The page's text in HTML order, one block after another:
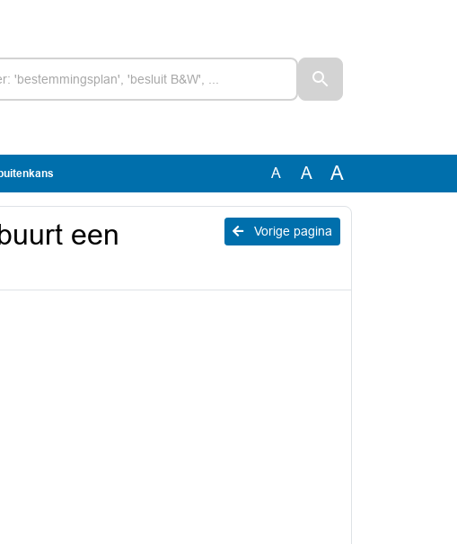
A A A
Vorige pagina
een